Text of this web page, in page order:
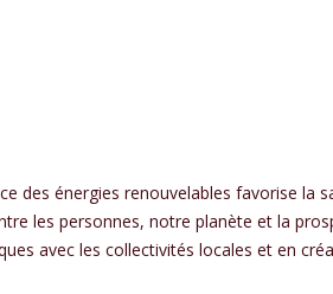
des énergies renouvelables favorise la
les personnes, notre planète et la
avec les collectivités locales et en